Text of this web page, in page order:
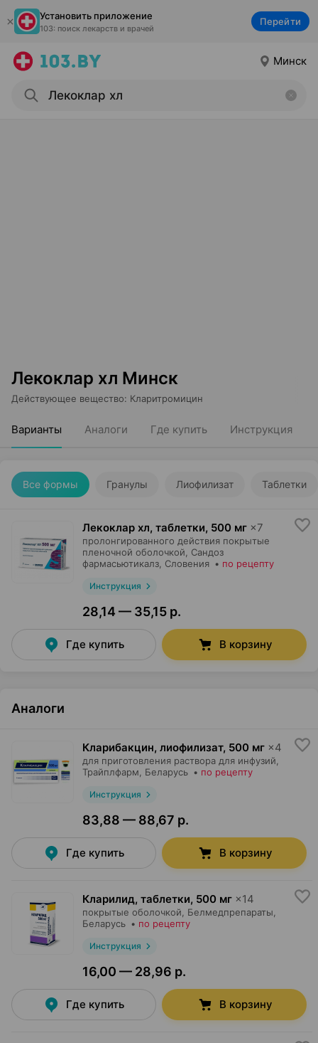
Установить приложение
103: поиск лекарств и врачей
Перейти
Минск
Лекоклар хл Минск
Действующее вещество: Кларитромицин
Варианты Аналоги Где купить Инструкция
Все формы Гранулы Лиофилизат Таблетки
Лекоклар хл, таблетки, 500 мг ×7
пролонгированного действия покрытые
пленочной оболочкой,
Сандоз
фармасьютикалз , Словения • по рецепту
Инструкция
28,14 — 35,15 р.
Где купить В корзину
Аналоги
Кларибакцин, лиофилизат, 500 мг ×4
для приготовления раствора для инфузий,
Трайплфарм , Беларусь • по рецепту
Инструкция
83,88 — 88,67 р.
Где купить В корзину
Кларилид, таблетки, 500 мг ×14
покрытые оболочкой, Белмедпрепараты
Беларусь • по рецепту
Инструкция
16,00 — 28,96 р.
Где купить В корзину